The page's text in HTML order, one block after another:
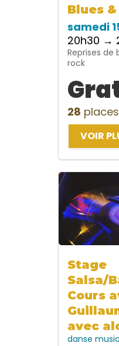
Blues &
samedi
20h30 →
Reprises de
rock
28
VOIR
Stage
Salsa/
Cours
avec
danse